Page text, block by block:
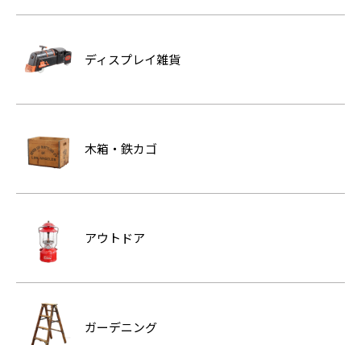
ディスプレイ雑貨
木箱・鉄カゴ
アウトドア
ガーデニング